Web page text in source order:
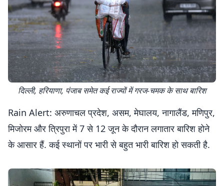
दिल्ली, हरियाणा, पंजाब समेत कई राज्यों में गरज-चमक के साथ बारिश
Rain Alert: अरुणाचल प्रदेश, असम, मेघालय, नागालैंड, मणिपुर,
मिजोरम और त्रिपुरा में 7 से 12 जून के दौरान लगातार बारिश होने
के आसार हैं. कई स्थानों पर भारी से बहुत भारी बारिश हो सकती है.